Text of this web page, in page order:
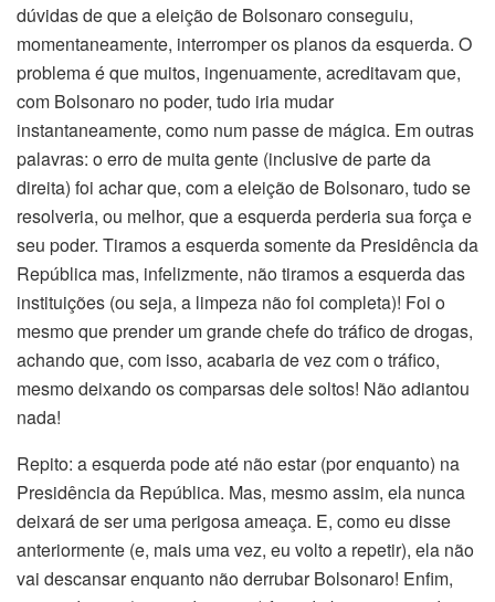
dúvidas de que a eleição de Bolsonaro conseguiu,
momentaneamente, interromper os planos da esquerda. O
problema é que muitos, ingenuamente, acreditavam que,
com Bolsonaro no poder, tudo iria mudar
instantaneamente, como num passe de mágica. Em outras
palavras: o erro de muita gente (inclusive de parte da
direita) foi achar que, com a eleição de Bolsonaro, tudo se
resolveria, ou melhor, que a esquerda perderia sua força e
seu poder. Tiramos a esquerda somente da Presidência da
República mas, infelizmente, não tiramos a esquerda das
instituições (ou seja, a limpeza não foi completa)! Foi o
mesmo que prender um grande chefe do tráfico de drogas,
achando que, com isso, acabaria de vez com o tráfico,
mesmo deixando os comparsas dele soltos! Não adiantou
nada!
Repito: a esquerda pode até não estar (por enquanto) na
Presidência da República. Mas, mesmo assim, ela nunca
deixará de ser uma perigosa ameaça. E, como eu disse
anteriormente (e, mais uma vez, eu volto a repetir), ela não
vai descansar enquanto não derrubar Bolsonaro! Enfim,